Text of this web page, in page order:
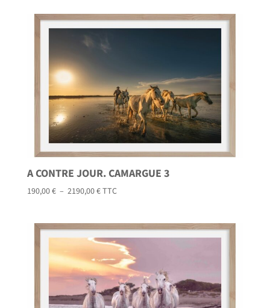
190,00 €
2190,00 €
A CONTRE JOUR. CAMARGUE 3
190,00€ – 2190,00€Plage
190,00 €
à
2190,00 €
TTC